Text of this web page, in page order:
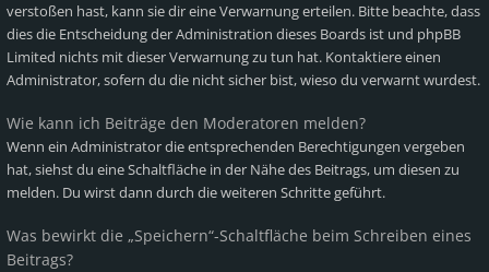
verstoßen hast, kann sie dir eine Verwarnung erteilen. Bitte beachte, dass
dies die Entscheidung der Administration dieses Boards ist und phpBB
Limited nichts mit dieser Verwarnung zu tun hat. Kontaktiere einen
Administrator, sofern du die nicht sicher bist, wieso du verwarnt wurdest.
Wie kann ich Beiträge den Moderatoren melden?
Wenn ein Administrator die entsprechenden Berechtigungen vergeben
hat, siehst du eine Schaltfläche in der Nähe des Beitrags, um diesen zu
melden. Du wirst dann durch die weiteren Schritte geführt.
Was bewirkt die „Speichern“-Schaltfläche beim Schreiben eines
Beitrags?